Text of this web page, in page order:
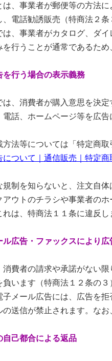
、事業者が郵便等の方法に
、電話勧誘販売（特商法２
、事業者がカタログ、ダイ
を行うことが通常であるた
を行う場合の表示義務
、消費者が購入意思を決定
話、ホームページ等を広
方法等については「特定商
について｜通信販売｜特定
制を知らないと、注文自体
アウトのチラシや事業者の
は、特商法１１条に違反し
ル広告・ファックスにより
費者の請求や承諾がない限
います（特商法１２条の３
メール広告には、広告を拒
の送信が禁止されます。な
自己都合による返品